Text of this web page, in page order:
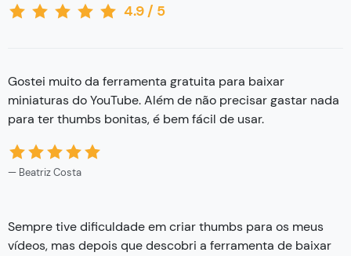
4.9 / 5
Gostei muito da ferramenta gratuita para baixar
miniaturas do YouTube. Além de não precisar gastar nada
para ter thumbs bonitas, é bem fácil de usar.
Beatriz Costa
Sempre tive dificuldade em criar thumbs para os meus
vídeos, mas depois que descobri a ferramenta de baixar